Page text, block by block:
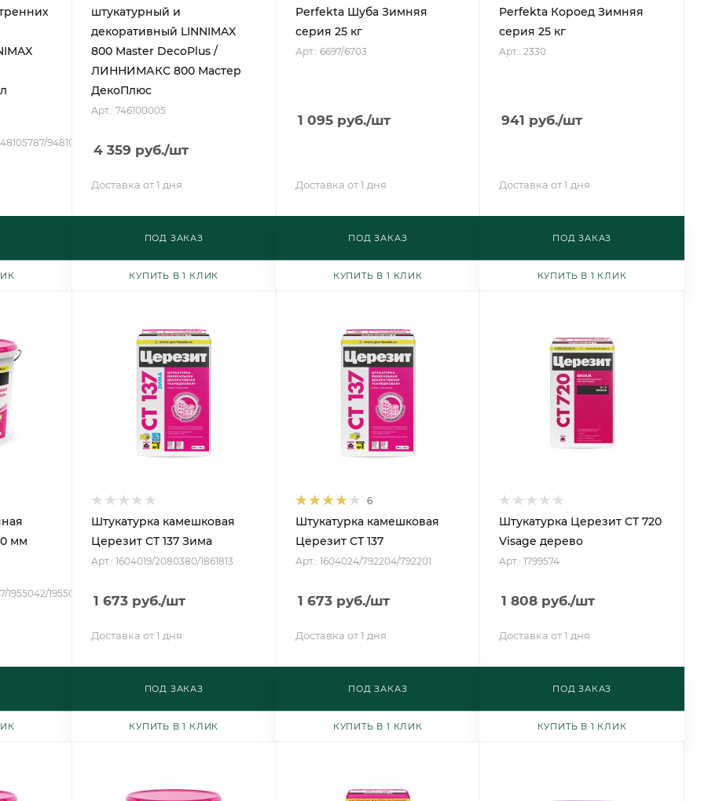
948105793
штукатурный и
декоративный LINNIMAX
800 Master DecoPlus /
ЛИННИМАКС 800 Мастер
ДекоПлюс
Арт.: 746100005
4 359 руб./шт
Доставка от 1 дня
ПОД ЗАКАЗ
КУПИТЬ В 1 КЛИК
Perfekta Шуба Зимняя
серия 25 кг
Арт.: 6697/6703
1 095руб./шт
Доставка от 1 дня
ПОД ЗАКАЗ
КУПИТЬ В 1 КЛИК
Perfekta Короед Зимняя
серия 25 кг
Арт.: 2330
941 руб./шт
Доставка от 1 дня
ПОД ЗАКАЗ
КУПИТЬ В 1 КЛИК
мм
1955042/1955029/1955024С
Штукатурка камешковая
Церезит CT 137 Зима
Арт.: 1604019/2080380/1861813
1 673руб./шт
Доставка от 1 дня
ПОД ЗАКАЗ
КУПИТЬ В 1 КЛИК
6
Штукатурка камешковая
Церезит CT 137
Арт.: 1604024/792204/792201
1 673руб./шт
Доставка от 1 дня
ПОД ЗАКАЗ
КУПИТЬ В 1 КЛИК
Штукатурка Церезит CT 720
Visage дерево
Арт.: 1799574
1 808 руб./шт
Доставка от 1 дня
ПОД ЗАКАЗ
КУПИТЬ В 1 КЛИК